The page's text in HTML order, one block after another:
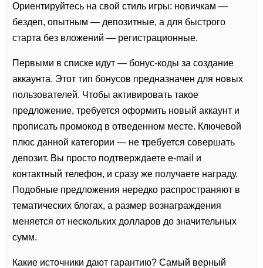
Ориентируйтесь на свой стиль игры: новичкам —
бездеп, опытным — депозитные, а для быстрого
старта без вложений — регистрационные.
Первыми в списке идут — бонус-коды за создание
аккаунта. Этот тип бонусов предназначен для новых
пользователей. Чтобы активировать такое
предложение, требуется оформить новый аккаунт и
прописать промокод в отведенном месте. Ключевой
плюс данной категории — не требуется совершать
депозит. Вы просто подтверждаете e-mail и
контактный телефон, и сразу же получаете награду.
Подобные предложения нередко распространяют в
тематических блогах, а размер вознаграждения
меняется от нескольких долларов до значительных
сумм.
Какие источники дают гарантию? Самый верный